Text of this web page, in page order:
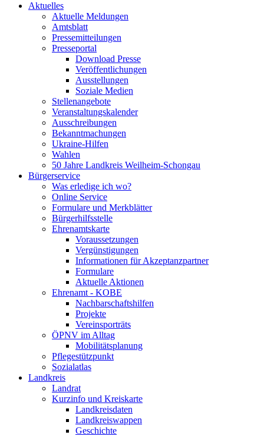
Aktuelles
Aktuelle Meldungen
Amtsblatt
Pressemitteilungen
Presseportal
Download Presse
Veröffentlichungen
Ausstellungen
Soziale Medien
Stellenangebote
Veranstaltungskalender
Ausschreibungen
Bekanntmachungen
Ukraine-Hilfen
Wahlen
50 Jahre Landkreis Weilheim-Schongau
Bürgerservice
Was erledige ich wo?
Online Service
Formulare und Merkblätter
Bürgerhilfsstelle
Ehrenamtskarte
Voraussetzungen
Vergünstigungen
Informationen für Akzeptanzpartner
Formulare
Aktuelle Aktionen
Ehrenamt - KOBE
Nachbarschaftshilfen
Projekte
Vereinsporträts
ÖPNV im Alltag
Mobilitätsplanung
Pflegestützpunkt
Sozialatlas
Landkreis
Landrat
Kurzinfo und Kreiskarte
Landkreisdaten
Landkreiswappen
Geschichte